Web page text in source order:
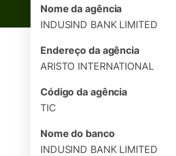
Nome da agência
INDUSIND BANK LIMITED
Endereço da agência
ARISTO INTERNATIONAL
Código da agência
TIC
Nome do banco
INDUSIND BANK LIMITED